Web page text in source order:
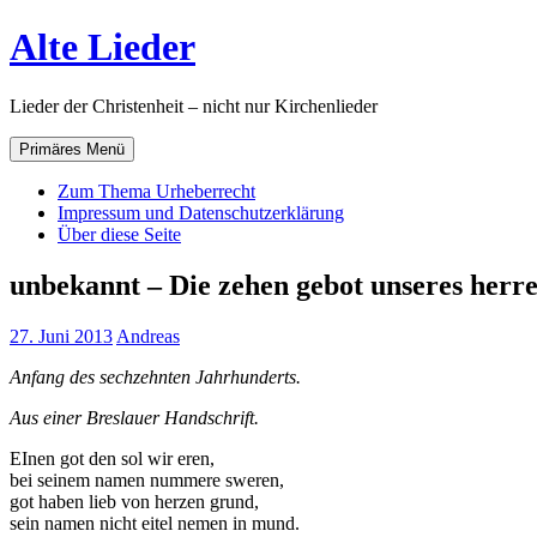
Zum
Inhalt
Alte Lieder
Lieder der Christenheit – nicht nur Kirchenlieder
Primäres Menü
Zum Thema Urheberrecht
Impressum und Datenschutzerklärung
Über diese Seite
unbekannt – Die zehen gebot unseres
27. Juni 2013 Andreas
Anfang des sechzehnten Jahrhunderts.
Aus einer Breslauer Handschrift.
EInen got den sol wir eren,
bei seinem namen nummere sweren,
got haben lieb von herzen grund,
sein namen nicht eitel nemen in mund.